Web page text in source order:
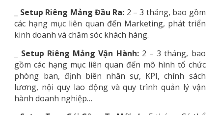
_ Setup Riêng Mảng Đầu Ra: 2 – 3 tháng, bao gồm
các hạng mục liên quan đến Marketing, phát triển
kinh doanh và chăm sóc khách hàng.
_ Setup Riêng Mảng Vận Hành:2 – 3 tháng, bao
gồm các hạng mục liên quan đến mô hình tổ chức
phòng ban, định biên nhân sự, KPI, chính sách
lương, nội quy lao động và quy trình quản lý vận
hành doanh nghiệp…